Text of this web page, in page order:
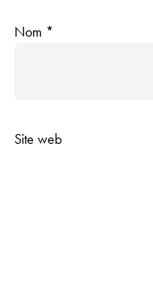
Nom *
Site web